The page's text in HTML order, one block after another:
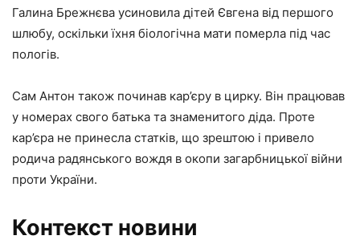
Галина Брежнєва усиновила дітей Євгена від першого
шлюбу, оскільки їхня біологічна мати померла під час
пологів.
Сам Антон також починав кар’єру в цирку. Він працював
у номерах свого батька та знаменитого діда. Проте
кар’єра не принесла статків, що зрештою і привело
родича радянського вождя в окопи загарбницької війни
проти України.
Контекст новини